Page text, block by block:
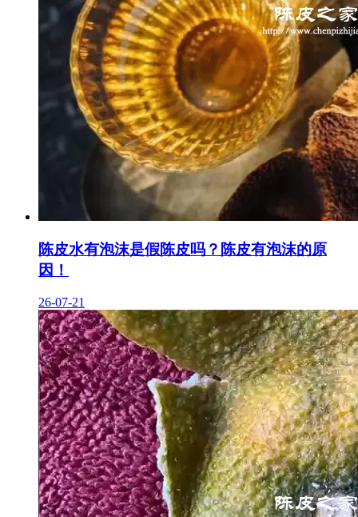
陈皮水有泡沫是假陈皮吗？陈皮有泡沫的原
因！
26-07-21